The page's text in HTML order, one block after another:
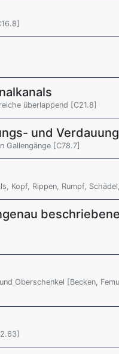
überlappend [C21.8]
und
Gallengänge [C78.7]
Kopf, Rippen, Rumpf,
beschriebene
Oberschenkel [Becken,